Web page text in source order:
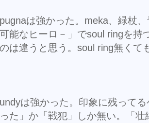
は強かった。meka、緑杖、
可能なヒーロ－」でsoul ringを
は違うと思う。soul ring無くて
は強かった。印象に残ってる
った」か「戦犯」しか無い。「